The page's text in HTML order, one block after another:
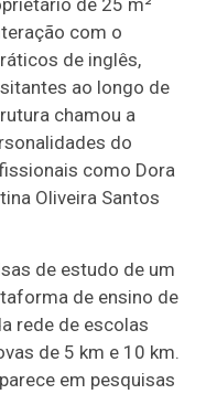
com o
de inglês,
ao longo de
chamou a
do
como Dora
Oliveira Santos
de estudo de um
de ensino de
rede de escolas
de 5 km e 10 km.
em pesquisas